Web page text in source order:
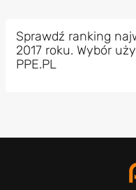
Sprawdź ranking
2017 roku. Wybór
PPE.PL